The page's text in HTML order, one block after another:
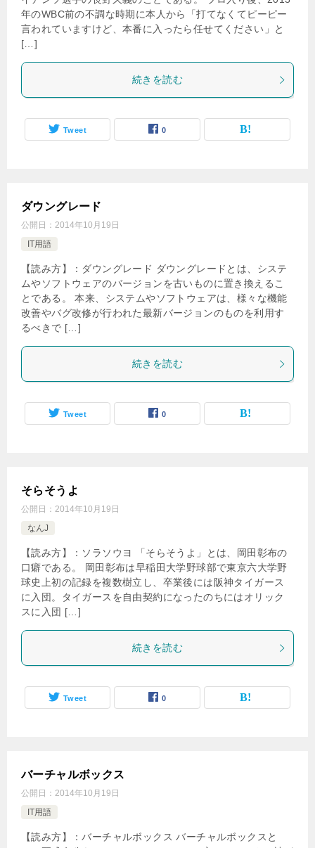
年のWBC前の不調な時期に本人から「打てなくてピーピー
言われていますけど、本番に入ったら任せてください」と
[…]
続きを読む
Tweet 0
ダウングレード
公開日： 2014年10月19日
IT用語
【読み方】：ダウングレード ダウングレードとは、システ
ムやソフトウェアのバージョンを古いものに置き換えるこ
とである。 本来、システムやソフトウェアは、様々な機能
改善やバグ改修が行われた最新バージョンのものを利用す
るべきで […]
続きを読む
Tweet 0
そらそうよ
公開日： 2014年10月19日
なんJ
【読み方】：ソラソウヨ 「そらそうよ」とは、岡田彰布の
口癖である。 岡田彰布は早稲田大学野球部で東京六大学野
球史上初の記録を複数樹立し、卒業後には阪神タイガース
に入団。タイガースを自由契約になったのちにはオリック
スに入団 […]
続きを読む
Tweet 0
バーチャルボックス
公開日： 2014年10月19日
IT用語
【読み方】：バーチャルボックス バーチャルボックスと